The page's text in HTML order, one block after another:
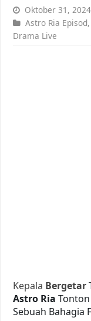
Oktober 31, 2024
Astro Ria Episod
Drama Live
Kepala Bergetar
Astro Ria
Sebuah Bahagia